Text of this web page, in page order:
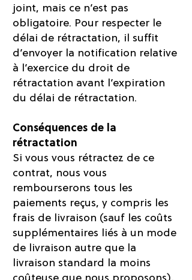
joint, mais ce n’est pas
obligatoire. Pour respecter le
délai de rétractation, il suffit
d’envoyer la notification relative
à l’exercice du droit de
rétractation avant l’expiration
du délai de rétractation.
Conséquences de la
rétractation
Si vous vous rétractez de ce
contrat, nous vous
rembourserons tous les
paiements reçus, y compris les
frais de livraison (sauf les coûts
supplémentaires liés à un mode
de livraison autre que la
livraison standard la moins